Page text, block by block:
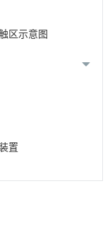
区示意图
置